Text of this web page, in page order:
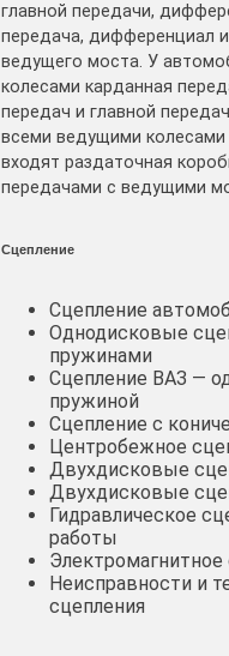
главной передачи,
передача, дифференциал
ведущего моста. У
колесами карданная
передач и главной
всеми ведущими
входят раздаточная
передачами с ведущими
Сцепление
Сцепление
Однодисковые
пружинами
Сцепление ВАЗ —
пружиной
Сцепление с
Центробежное
Двухдисковые
Двухдисковые
Гидравлическое
работы
Электромагнитное
Неисправности и
сцепления